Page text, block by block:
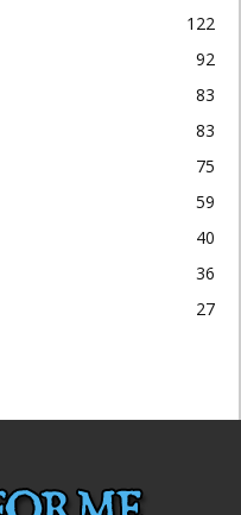
122
92
83
83
75
59
40
36
27